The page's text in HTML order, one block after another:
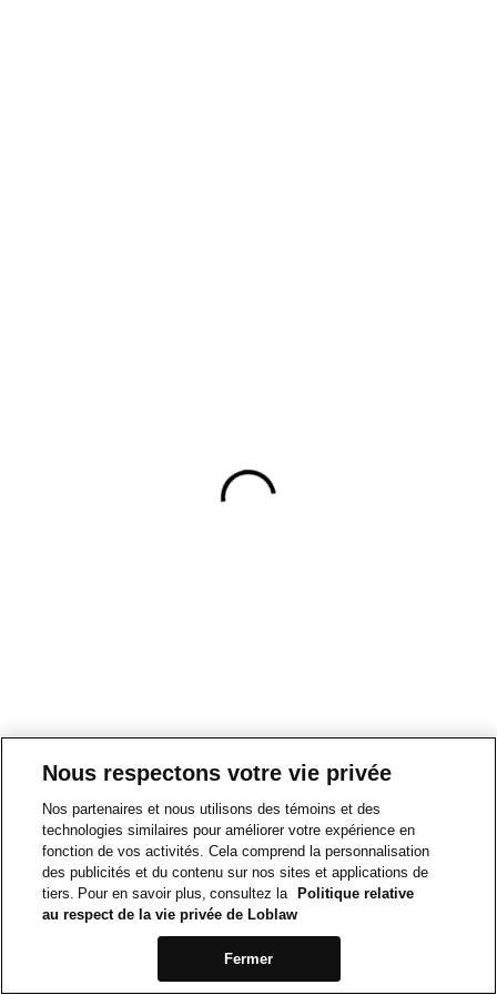
Nous respectons votre vie privée
Nos partenaires et nous utilisons des témoins et des
technologies similaires pour améliorer votre expérience en
fonction de vos activités. Cela comprend la personnalisation
des publicités et du contenu sur nos sites et applications de
tiers. Pour en savoir plus, consultez la
Politique relative
au respect de la vie privée de Loblaw
Fermer